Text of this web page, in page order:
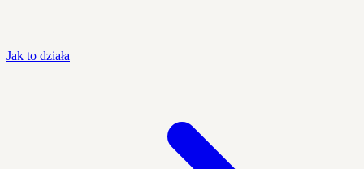
Jak to działa